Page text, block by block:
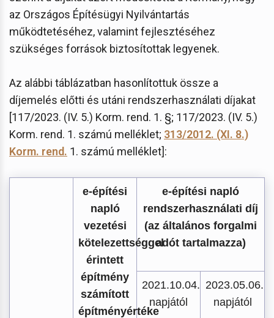
az Országos Építésügyi Nyilvántartás
működtetéséhez, valamint fejlesztéséhez
szükséges források biztosítottak legyenek.
Az alábbi táblázatban hasonlítottuk össze a
díjemelés előtti és utáni rendszerhasználati díjakat
[117/2023. (IV. 5.) Korm. rend. 1. §; 117/2023. (IV. 5.)
Korm. rend. 1. számú melléklet; 313/2012. (XI. 8.)
Korm. rend. 1. számú melléklet]:
e-építési
napló
vezetési
kötelezettséggel
érintett
építmény
számított
építményértéke
e-építési napló
rendszerhasználati díj
(az általános forgalmi
adót tartalmazza)
2021.10.04.
napjától
2023.05.06.
napjától